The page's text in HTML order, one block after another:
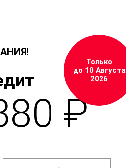
₽
Только
до 10 Августа
2026